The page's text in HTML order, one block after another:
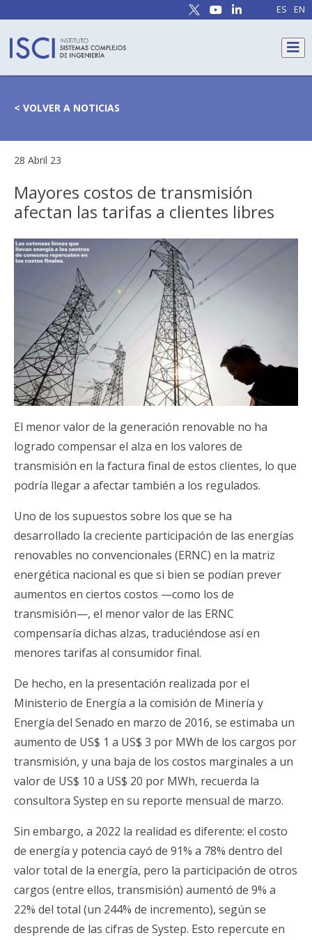
ES EN
< VOLVER A NOTICIAS
28 Abril 23
Mayores costos de transmisión
afectan las tarifas a clientes libres
El menor valor de la generación renovable no ha
logrado compensar el alza en los valores de
transmisión en la factura final de estos clientes, lo que
podría llegar a afectar también a los regulados.
Uno de los supuestos sobre los que se ha
desarrollado la creciente participación de las energías
renovables no convencionales (ERNC) en la matriz
energética nacional es que si bien se podían prever
aumentos en ciertos costos —como los de
transmisión—, el menor valor de las ERNC
compensaría dichas alzas, traduciéndose así en
menores tarifas al consumidor final.
De hecho, en la presentación realizada por el
Ministerio de Energía a la comisión de Minería y
Energía del Senado en marzo de 2016, se estimaba un
aumento de US$ 1 a US$ 3 por MWh de los cargos por
transmisión, y una baja de los costos marginales a un
valor de US$ 10 a US$ 20 por MWh, recuerda la
consultora Systep en su reporte mensual de marzo.
Sin embargo, a 2022 la realidad es diferente: el costo
de energía y potencia cayó de 91% a 78% dentro del
valor total de la energía, pero la participación de otros
cargos (entre ellos, transmisión) aumentó de 9% a
22% del total (un 244% de incremento), según se
desprende de las cifras de Systep. Esto repercute en